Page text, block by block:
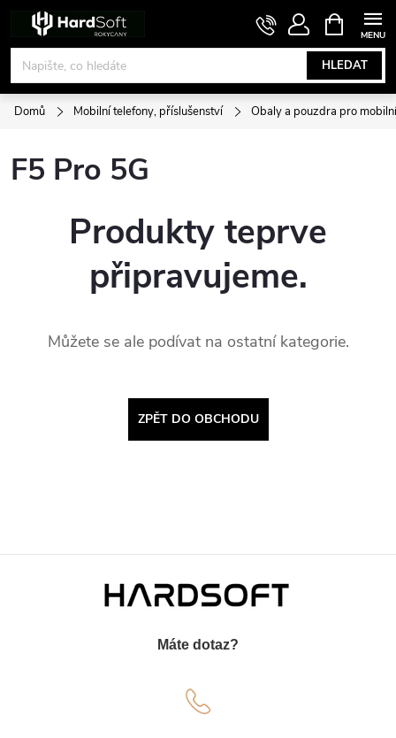
obsah
HLEDAT
NÁKUPNÍ
KOŠÍK
Domů Mobilní telefony, příslušenství Obaly a pouzdra pro
F5 Pro 5G
Produkty teprve
připravujeme.
Můžete se ale podívat na ostatní kategorie.
ZPĚT DO OBCHODU
Máte dotaz?